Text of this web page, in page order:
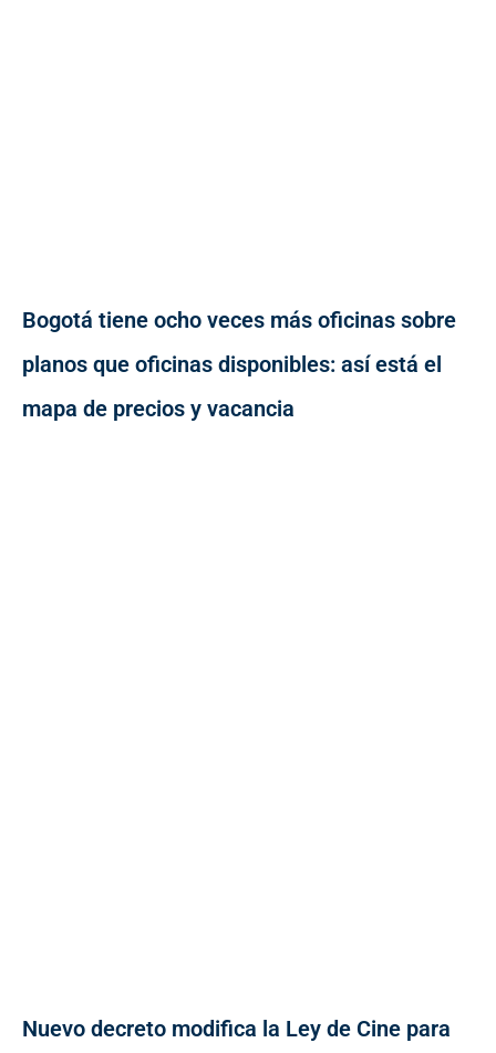
Bogotá tiene ocho veces más oficinas sobre
planos que oficinas disponibles: así está el
mapa de precios y vacancia
Nuevo decreto modifica la Ley de Cine para